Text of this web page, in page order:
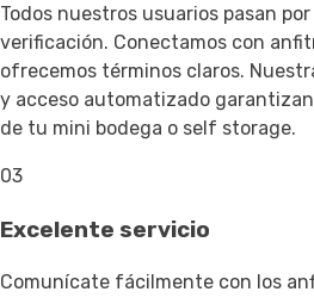
Todos nuestros usuarios pasan
verificación. Conectamos con
ofrecemos términos claros.
y acceso automatizado
de tu mini bodega o self storage.
03
Excelente servicio
Comunícate fácilmente con los